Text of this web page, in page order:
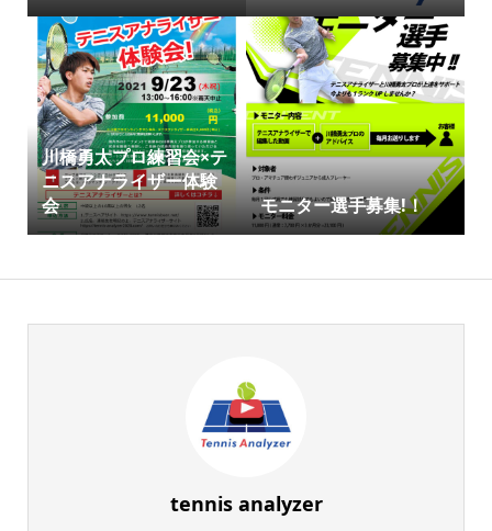
川橋勇太プロ練習会×テ
ニスアナライザー体験
会
モニター選手募集!！
tennis analyzer